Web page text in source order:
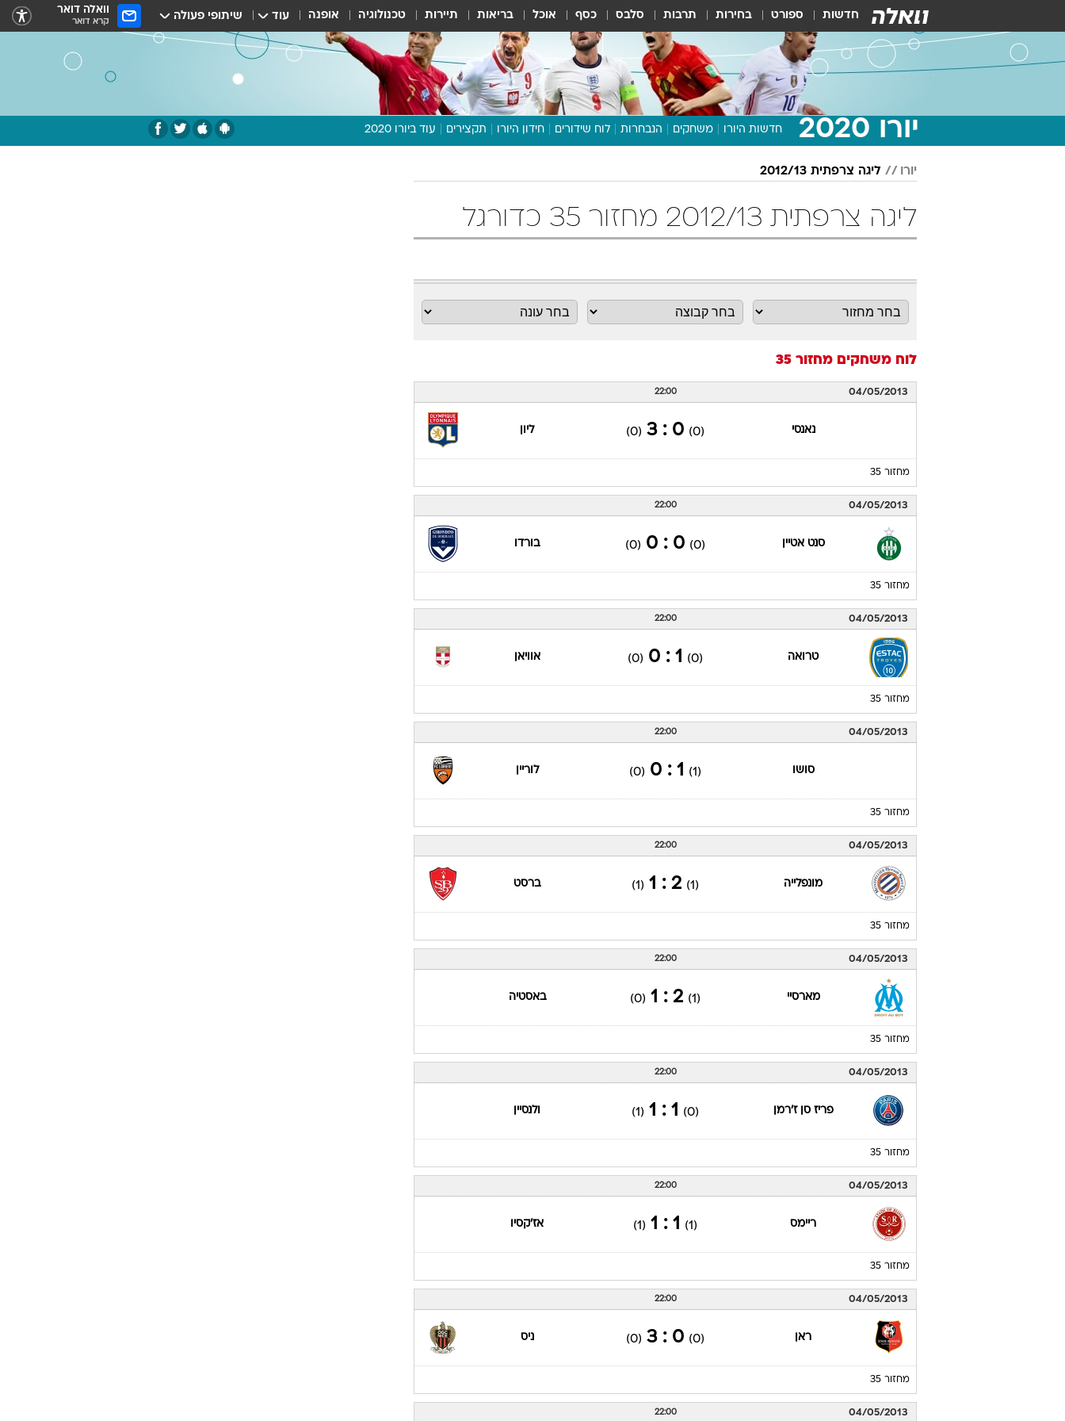
חדשות ספורט בחירות תרבות סלבס כסף אוכל בריאות תיירות טכנולוגיה אופנה עוד שיתופי פעולה וואלה דואר
קרא דואר
יורו 2020 חדשות היורו משחקים הנבחרות לוח שידורים חידון היורו תקצירים עוד ביורו 2020
תכנית היורו
יורו ליגה צרפתית 2012/13
ליגה צרפתית 2012/13 מחזור 35 כדורגל
לוח משחקים מחזור 35
04/05/2013
22:00
נאנסי (0)
0 : 3
(0) ליון
מחזור 35
04/05/2013
22:00
סנט אטיין (0)
0 : 0
(0) בורדו
מחזור 35
04/05/2013
22:00
טרואה (0)
1 : 0
(0) אוויאן
מחזור 35
04/05/2013
22:00
סושו (1)
1 : 0
(0) לוריין
מחזור 35
04/05/2013
22:00
מונפלייה (1)
2 : 1
(1) ברסט
מחזור 35
04/05/2013
22:00
מארסיי (1)
2 : 1
(0) באסטיה
מחזור 35
04/05/2013
22:00
פריז סן ז'רמן (0)
1 : 1
(1) ולנסיין
מחזור 35
04/05/2013
22:00
ריימס (1)
1 : 1
(1) אז'קסיו
מחזור 35
04/05/2013
22:00
ראן (0)
0 : 3
(0) ניס
מחזור 35
04/05/2013
22:00